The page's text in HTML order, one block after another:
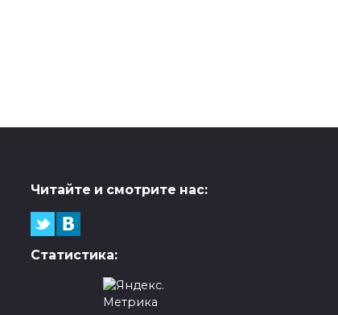
Читайте и смотрите нас:
Статистика: